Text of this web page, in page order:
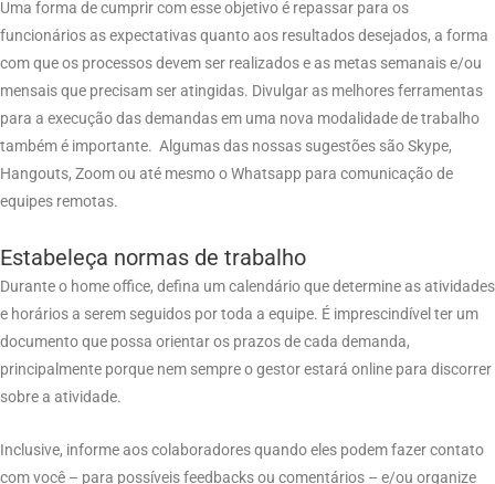
Uma forma de cumprir com esse objetivo é repassar para os
funcionários as expectativas quanto aos resultados desejados, a forma
com que os processos devem ser realizados e as metas semanais e/ou
mensais que precisam ser atingidas. Divulgar as melhores ferramentas
para a execução das demandas em uma nova modalidade de trabalho
também é importante. Algumas das nossas sugestões são Skype,
Hangouts, Zoom ou até mesmo o Whatsapp para comunicação de
equipes remotas.
Estabeleça normas de trabalho
Durante o home office, defina um calendário que determine as atividades
e horários a serem seguidos por toda a equipe. É imprescindível ter um
documento que possa orientar os prazos de cada demanda,
principalmente porque nem sempre o gestor estará online para discorrer
sobre a atividade.
Inclusive, informe aos colaboradores quando eles podem fazer contato
com você – para possíveis feedbacks ou comentários – e/ou organize